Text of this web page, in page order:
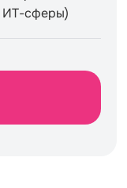
ИТ-сферы)